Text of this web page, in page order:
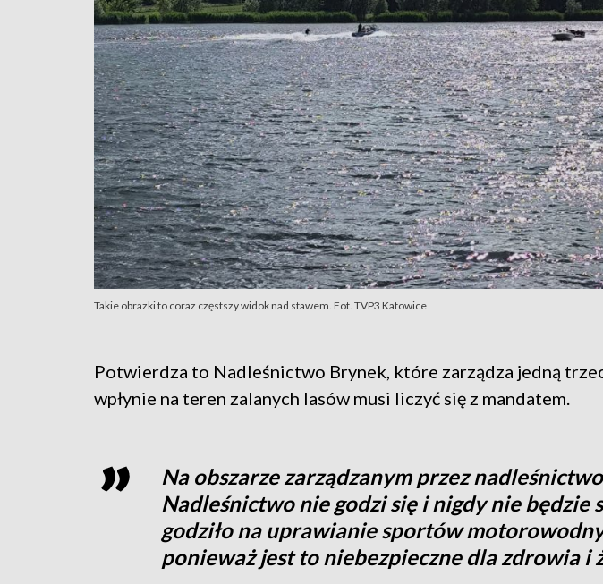
Takie obrazki to coraz częstszy widok nad stawem. Fot. TVP3 Katowice
Potwierdza to Nadleśnictwo Brynek, które zarządza jedną
wpłynie na teren zalanych lasów musi liczyć się z mandatem.
Na obszarze zarządzanym przez
Nadleśnictwo nie godzi się i nigdy nie będzie
godziło na uprawianie sportów
ponieważ jest to niebezpieczne dla zdrowia i